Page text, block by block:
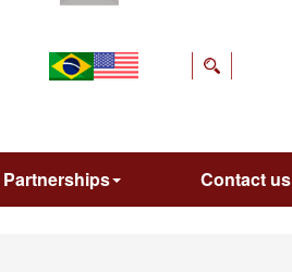
Partnerships Contact us